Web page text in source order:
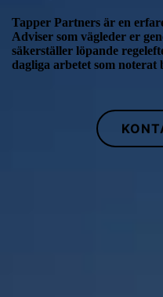
Tapper Partners är en
Adviser som vägleder er
säkerställer löpande
dagliga arbetet som noterat